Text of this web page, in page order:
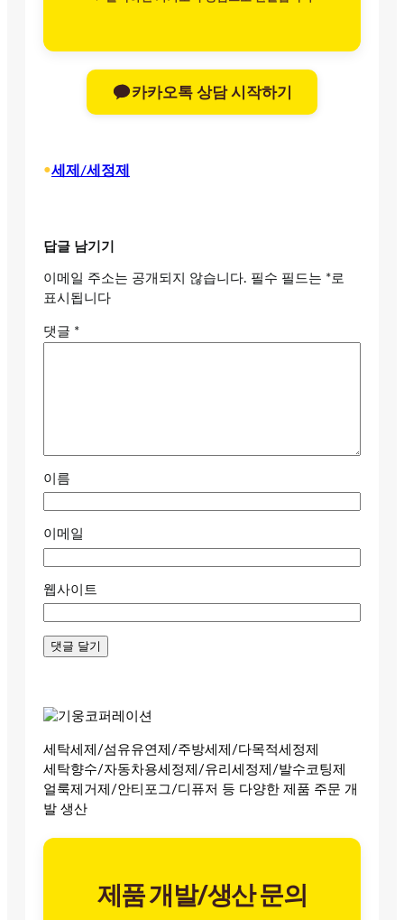
카카오톡 상담 시작하기
•세제/세정제
답글 남기기
이메일 주소는 공개되지 않습니다. 필수 필드는 *로
표시됩니다
댓글 *
이름
이메일
웹사이트
세탁세제/섬유유연제/주방세제/다목적세정제
세탁향수/자동차용세정제/유리세정제/발수코팅제
얼룩제거제/안티포그/디퓨저 등 다양한 제품 주문 개
발 생산
제품 개발/생산 문의